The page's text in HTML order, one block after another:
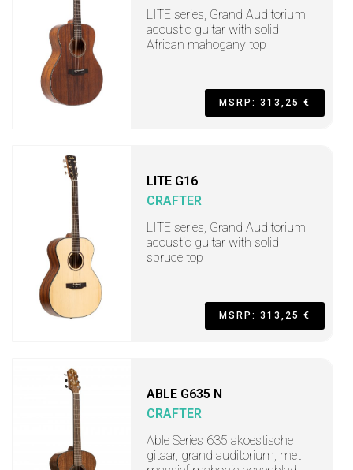
LITE series, Grand Auditorium
acoustic guitar with solid
African mahogany top
MSRP: 313,25 €
LITE G16
CRAFTER
LITE series, Grand Auditorium
acoustic guitar with solid
spruce top
MSRP: 313,25 €
ABLE G635 N
CRAFTER
Able Series 635 akoestische
gitaar, grand auditorium, met